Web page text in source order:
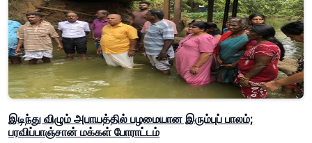
இடிந்து விழும் அபாயத்தில் பழமையான இரும்புப் பாலம்;
பரவிப்பாஞ்சான் மக்கள் போராட்டம்